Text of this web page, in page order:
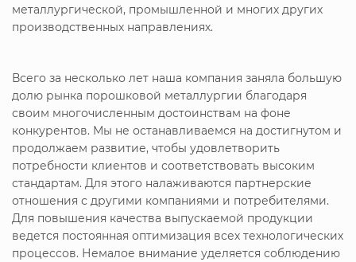
металлургической, промышленной и многих других
производственных направлениях.
Всего за несколько лет наша компания заняла большую
долю рынка порошковой металлургии благодаря
своим многочисленным достоинствам на фоне
конкурентов. Мы не останавливаемся на достигнутом и
продолжаем развитие, чтобы удовлетворить
потребности клиентов и соответствовать высоким
стандартам. Для этого налаживаются партнерские
отношения с другими компаниями и потребителями.
Для повышения качества выпускаемой продукции
ведется постоянная оптимизация всех технологических
процессов. Немалое внимание уделяется соблюдению